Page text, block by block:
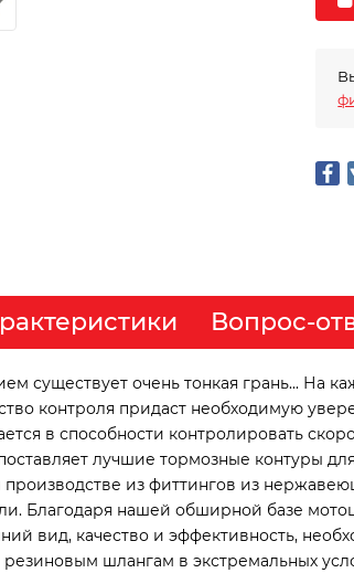
Вопрос-
существует очень тонкая грань... На
контроля придаст необходимую
в способности контролировать
лучшие тормозные контуры
производстве из фиттингов из
Благодаря нашей обширной базе
вид, качество и эффективность,
шлангам в экстремальных